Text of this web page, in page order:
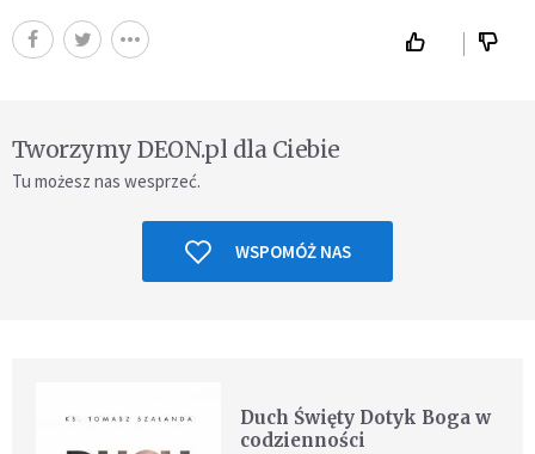
Tworzymy DEON.pl dla Ciebie
Tu możesz nas wesprzeć.
WSPOMÓŻ NAS
Duch Święty Dotyk Boga w
codzienności